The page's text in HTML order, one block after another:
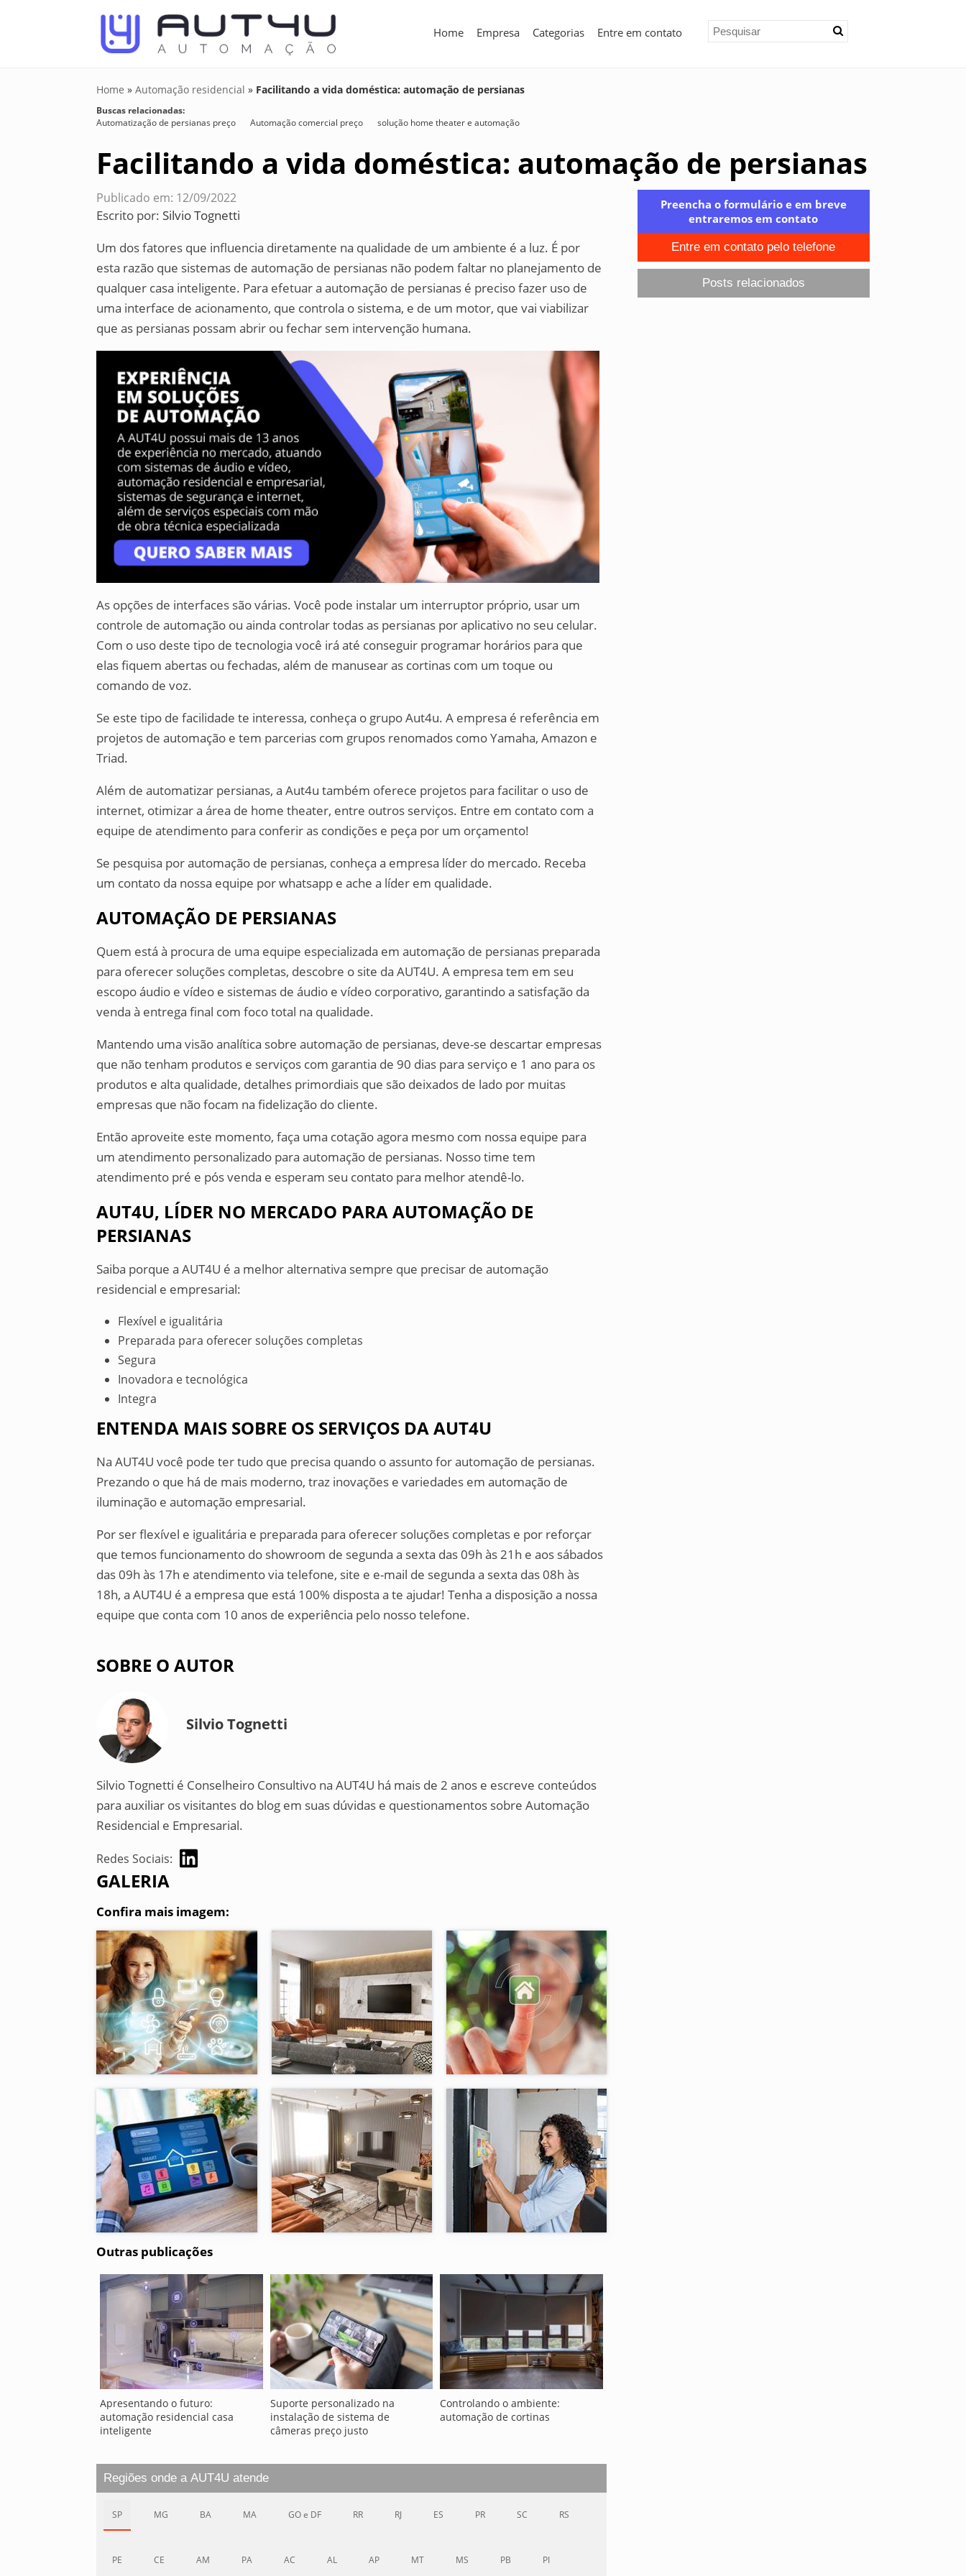
Home Empresa Categorias Entre em contato
Home »Automação residencial » Facilitando a vida doméstica: automação de persianas
Buscas relacionadas:
Automatização de persianas preço
Automação comercial preço solução home theater e automação
Facilitando a vida doméstica: automação de persianas
Publicado em: 12/09/2022
Escrito por: Silvio Tognetti
Um dos fatores que influencia diretamente na qualidade de um ambiente é a luz. É por
esta razão que sistemas de automação de persianas não podem faltar no planejamento de
qualquer casa inteligente. Para efetuar a automação de persianas é preciso fazer uso de
uma interface de acionamento, que controla o sistema, e de um motor, que vai viabilizar
que as persianas possam abrir ou fechar sem intervenção humana.
As opções de interfaces são várias. Você pode instalar um interruptor próprio, usar um
controle de automação ou ainda controlar todas as persianas por aplicativo no seu celular.
Com o uso deste tipo de tecnologia você irá até conseguir programar horários para que
elas fiquem abertas ou fechadas, além de manusear as cortinas com um toque ou
comando de voz.
Se este tipo de facilidade te interessa, conheça o grupo Aut4u. A empresa é referência em
projetos de automação e tem parcerias com grupos renomados como Yamaha, Amazon e
Triad.
Além de automatizar persianas, a Aut4u também oferece projetos para facilitar o uso de
internet, otimizar a área de home theater, entre outros serviços. Entre em contato com a
equipe de atendimento para conferir as condições e peça por um orçamento!
Se pesquisa por automação de persianas, conheça a empresa líder do mercado. Receba
um contato da nossa equipe por whatsapp e ache a líder em qualidade.
AUTOMAÇÃO DE PERSIANAS
Quem está à procura de uma equipe especializada em automação de persianas preparada
para oferecer soluções completas, descobre o site da AUT4U. A empresa tem em seu
escopo áudio e vídeo e sistemas de áudio e vídeo corporativo, garantindo a satisfação da
venda à entrega final com foco total na qualidade.
Mantendo uma visão analítica sobre automação de persianas, deve-se descartar empresas
que não tenham produtos e serviços com garantia de 90 dias para serviço e 1 ano para os
produtos e alta qualidade, detalhes primordiais que são deixados de lado por muitas
empresas que não focam na fidelização do cliente.
Então aproveite este momento, faça uma cotação agora mesmo com nossa equipe para
um atendimento personalizado para automação de persianas. Nosso time tem
atendimento pré e pós venda e esperam seu contato para melhor atendê-lo.
AUT4U, LÍDER NO MERCADO PARA AUTOMAÇÃO DE
PERSIANAS
Saiba porque a AUT4U é a melhor alternativa sempre que precisar de automação
residencial e empresarial:
Flexível e igualitária
Preparada para oferecer soluções completas
Segura
Inovadora e tecnológica
Integra
ENTENDA MAIS SOBRE OS SERVIÇOS DA AUT4U
Na AUT4U você pode ter tudo que precisa quando o assunto for automação de persianas.
Prezando o que há de mais moderno, traz inovações e variedades em automação de
iluminação e automação empresarial.
Por ser flexível e igualitária e preparada para oferecer soluções completas e por reforçar
que temos funcionamento do showroom de segunda a sexta das 09h às 21h e aos sábados
das 09h às 17h e atendimento via telefone, site e e-mail de segunda a sexta das 08h às
18h, a AUT4U é a empresa que está 100% disposta a te ajudar! Tenha a disposição a nossa
equipe que conta com 10 anos de experiência pelo nosso telefone.
SOBRE O AUTOR
Silvio Tognetti
Silvio Tognetti é Conselheiro Consultivo na AUT4U há mais de 2 anos e escreve conteúdos
para auxiliar os visitantes do blog em suas dúvidas e questionamentos sobre Automação
Residencial e Empresarial.
Redes Sociais:
GALERIA
Confira mais imagem:
Outras publicações
Apresentando o futuro:
automação residencial casa
inteligente
Suporte personalizado na
instalação de sistema de
câmeras preço justo
Controlando o ambiente:
automação de cortinas
Regiões onde a AUT4U atende
SP MG BA MA GO e DF RR RJ ES PR SC RS
PE CE AM PA AC AL AP MT MS PB PI
Preencha o formulário e em breve
entraremos em contato
Entre em contato pelo telefone
Posts relacionados